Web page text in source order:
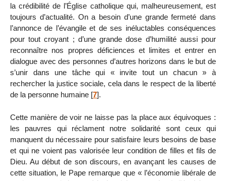
la crédibilité de l’Église catholique qui, malheureusement, est
toujours d’actualité. On a besoin d’une grande fermeté dans
l’annonce de l’évangile et de ses inéluctables conséquences
pour tout croyant ; d’une grande dose d’humilité aussi pour
reconnaître nos propres déficiences et limites et entrer en
dialogue avec des personnes d’autres horizons dans le but de
s’unir dans une tâche qui « invite tout un chacun » à
rechercher la justice sociale, cela dans le respect de la liberté
de la personne humaine [7].
Cette manière de voir ne laisse pas la place aux équivoques :
les pauvres qui réclament notre solidarité sont ceux qui
manquent du nécessaire pour satisfaire leurs besoins de base
et qui ne voient pas valorisée leur condition de filles et fils de
Dieu. Au début de son discours, en avançant les causes de
cette situation, le Pape remarque que « l’économie libérale de